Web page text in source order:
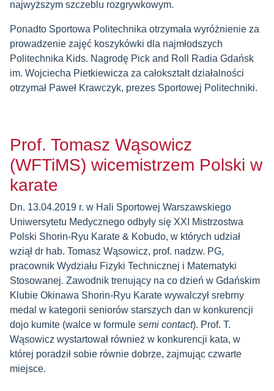
najwyższym szczeblu rozgrywkowym.
Ponadto Sportowa Politechnika otrzymała wyróżnienie za
prowadzenie zajęć koszykówki dla najmłodszych
Politechnika Kids. Nagrodę Pick and Roll Radia Gdańsk
im. Wojciecha Pietkiewicza za całokształt działalności
otrzymał Paweł Krawczyk, prezes Sportowej Politechniki.
Prof. Tomasz Wąsowicz
(WFTiMS) wicemistrzem Polski w
karate
Dn. 13.04.2019 r. w Hali Sportowej Warszawskiego
Uniwersytetu Medycznego odbyły się XXI Mistrzostwa
Polski Shorin-Ryu Karate & Kobudo, w których udział
wziął dr hab. Tomasz Wąsowicz, prof. nadzw. PG,
pracownik Wydziału Fizyki Technicznej i Matematyki
Stosowanej. Zawodnik trenujący na co dzień w Gdańskim
Klubie Okinawa Shorin-Ryu Karate wywalczył srebrny
medal w kategorii seniorów starszych dan w konkurencji
dojo kumite (walce w formule semi contact). Prof. T.
Wąsowicz wystartował również w konkurencji kata, w
której poradził sobie równie dobrze, zajmując czwarte
miejsce.